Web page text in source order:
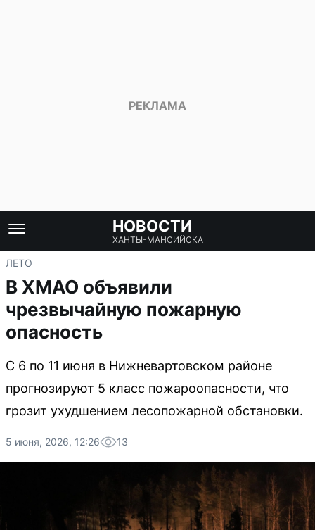
НОВОСТИ
ХАНТЫ-МАНСИЙСКА
ЛЕТО
В ХМАО объявили
чрезвычайную пожарную
опасность
С 6 по 11 июня в Нижневартовском районе
прогнозируют 5 класс пожароопасности, что
грозит ухудшением лесопожарной обстановки.
5 июня, 2026, 12:26 13